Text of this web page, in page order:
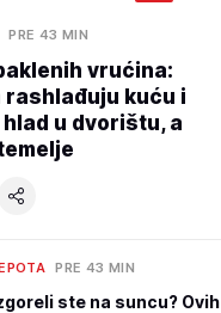
PRE 43 MIN
vrućina:
rashlađuju kuću i
u dvorištu, a
PRE 43 MIN
ste na suncu? Ovih